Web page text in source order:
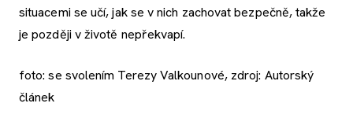
situacemi se učí, jak se v nich zachovat bezpečně, takže
je později v životě nepřekvapí.
foto: se svolením Terezy Valkounové, zdroj: Autorský
článek